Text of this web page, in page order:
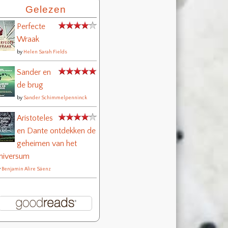
Gelezen
Perfecte
Wraak
by Helen Sarah Fields
Sander en
de brug
by Sander Schimmelpenninck
Aristoteles
en Dante ontdekken de
geheimen van het
Benjamin Alire Sáenz